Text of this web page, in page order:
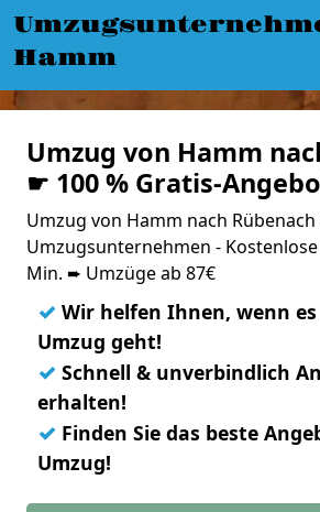
Hamm
Umzug von Hamm
☛ 100 % Gratis-
Umzug von Hamm nach Rübenach
Umzugsunternehmen -
Min. ➨ Umzüge ab 87€
✓ Wir helfen Ihnen, wenn
Umzug geht!
✓ Schnell & unverbindlich
erhalten!
✓ Finden Sie das beste
Umzug!